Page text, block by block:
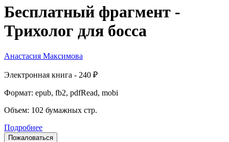
Бесплатный фрагмент -
Трихолог для босса
Анастасия Максимова
Электронная книга - 240 ₽
Формат: epub, fb2, pdfRead, mobi
Объем: 102 бумажных стр.
Подробнее
Пожаловаться